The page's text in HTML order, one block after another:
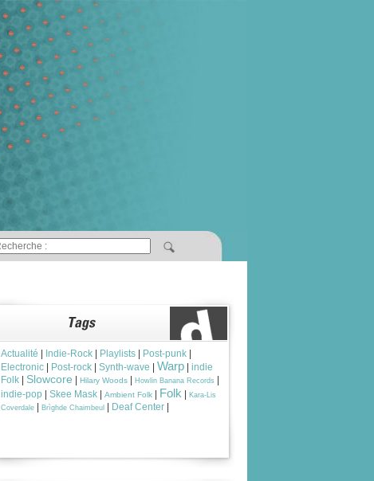
Actualité Indie-Rock Playlists Post-punk
Electronic
Post-rock Synth-wave Warp
indie
Folk
Slowcore Hilary Woods Howlin Banana Records
indie-pop
Skee Mask Ambient Folk Folk
Kara-Lis
Coverdale
Brìghde Chaimbeul Deaf Center